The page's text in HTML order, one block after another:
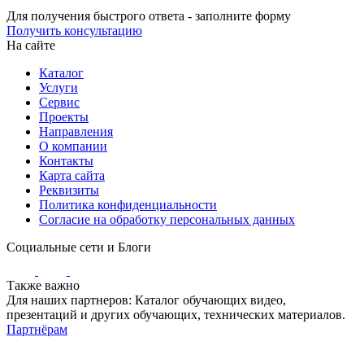
Для получения быстрого ответа - заполните форму
Получить консультацию
На сайте
Каталог
Услуги
Сервис
Проекты
Направления
О компании
Контакты
Карта сайта
Реквизиты
Политика конфиденциальности
Согласие на обработку персональных данных
Социальные сети и Блоги
Также важно
Для наших партнеров: Каталог обучающих видео,
презентаций и других обучающих, технических материалов.
Партнёрам